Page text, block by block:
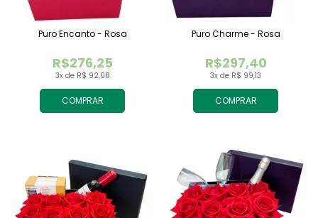
COMPRAR
3x de R$ 92,08
R$276,25
Puro Encanto - Rosa
COMPRAR
3x de R$ 99,13
R$297,40
Puro Charme - Rosa